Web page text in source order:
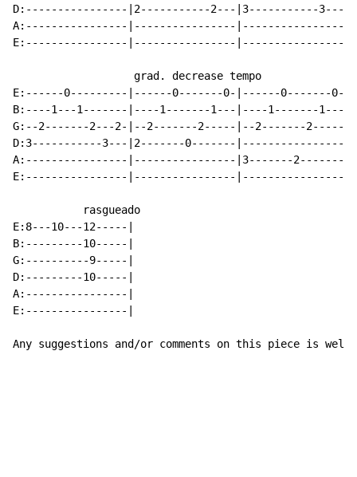
D:----------------|2-----------2---|3-----------3---
A:----------------|----------------|----------------
E:----------------|----------------|----------------
                   grad. decrease tempo
E:------0---------|------0-------0-|------0-------0-
B:----1---1-------|----1-------1---|----1-------1---
G:--2-------2---2-|--2-------2-----|--2-------2-----
D:3-----------3---|2-------0-------|----------------
A:----------------|----------------|3-------2-------
E:----------------|----------------|----------------
           rasgueado
E:8---10---12-----|
B:---------10-----|
G:----------9-----|
D:---------10-----|
A:----------------|
E:----------------|
Any suggestions and/or comments on this piece is